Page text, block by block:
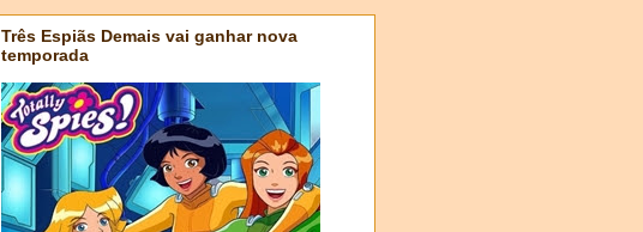
Três Espiãs Demais vai ganhar nova
temporada